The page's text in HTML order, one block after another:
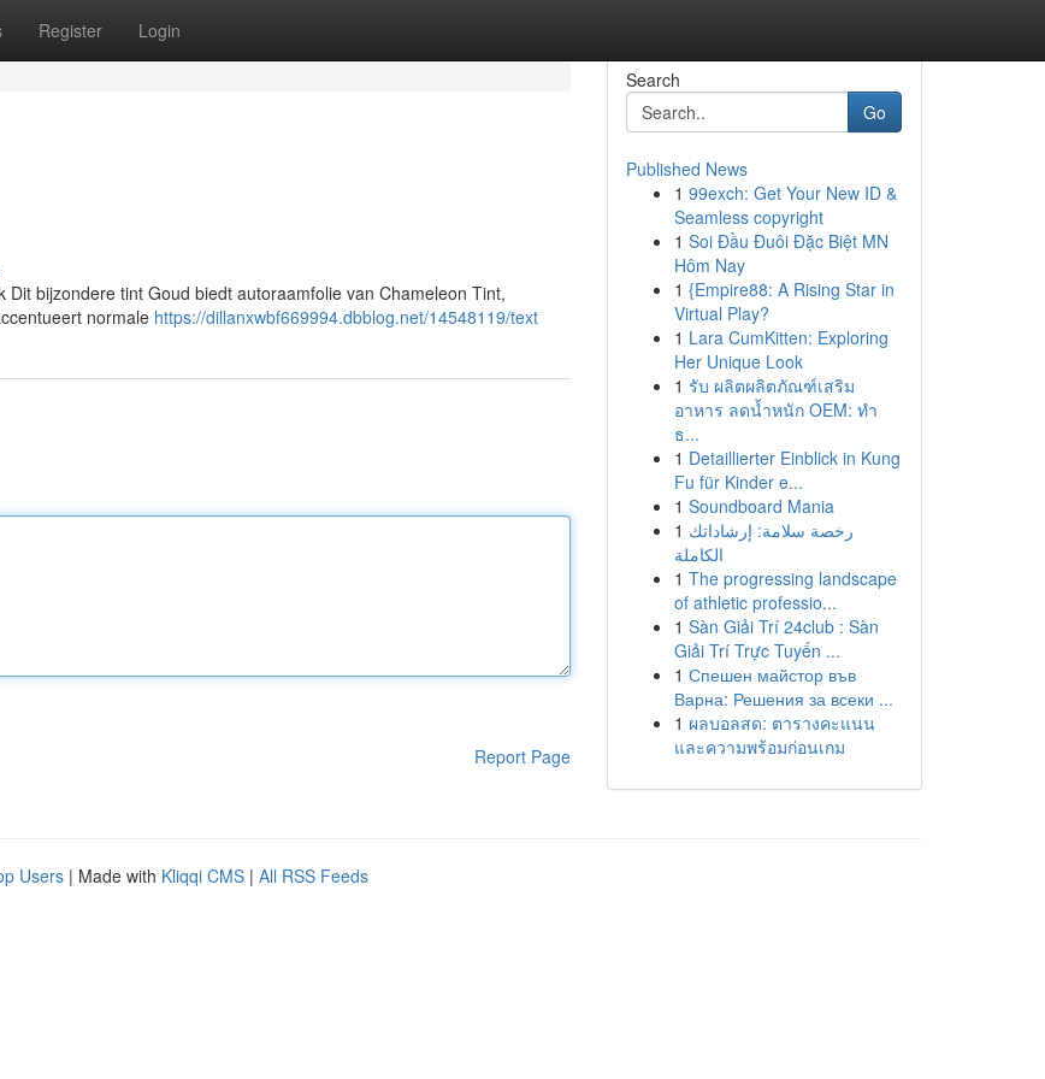
Register Login
bijzondere tint Goud biedt autoraamfolie van Chameleon Tint,
normale https://dillanxwbf669994.dbblog.net/14548119/text
Report Page
Search
Go
Published News
1 99exch: Get Your New ID &
Seamless copyright
1 Soi Đầu Đuôi Đặc Biệt MN
Hôm Nay
1 {Empire88: A Rising Star in
Virtual Play?
1 Lara CumKitten: Exploring
Her Unique Look
1 รับ ผลิตผลิตภัณฑ์เสริม
อาหาร ลดน้ำหนัก OEM: ทำ
ธ...
1 Detaillierter Einblick in Kung
Fu für Kinder e...
1 Soundboard Mania
1 رخصة سلامة: إرشاداتك
الكاملة
1 The progressing landscape
of athletic professio...
1 Sàn Giải Trí 24club : Sàn
Giải Trí Trực Tuyến ...
1 Спешен майстор във
Варна: Решения за всеки ...
1 ผลบอลสด: ตารางคะแนน
และความพร้อมก่อนเกม
Users | Made with Kliqqi CMS | All RSS Feeds